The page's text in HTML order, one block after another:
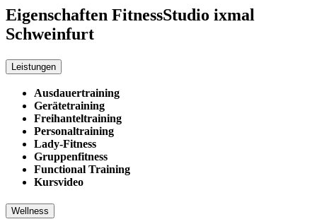
Eigenschaften FitnessStudio ixmal
Schweinfurt
Leistungen
Ausdauertraining
Gerätetraining
Freihanteltraining
Personaltraining
Lady-Fitness
Gruppenfitness
Functional Training
Kursvideo
Wellness